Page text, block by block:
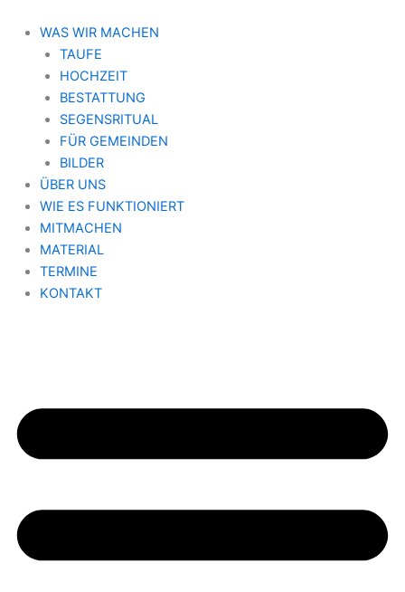
Inhalt
springen
WAS WIR MACHEN
TAUFE
HOCHZEIT
BESTATTUNG
SEGENSRITUAL
FÜR GEMEINDEN
BILDER
ÜBER UNS
WIE ES FUNKTIONIERT
MITMACHEN
MATERIAL
TERMINE
KONTAKT